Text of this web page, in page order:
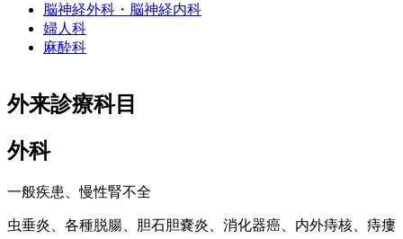
脳神経外科・脳神経内科
婦人科
麻酔科
外来診療科目
外科
一般疾患、慢性腎不全
虫垂炎、各種脱腸、胆石胆嚢炎、消化器癌、内外痔核、痔瘻